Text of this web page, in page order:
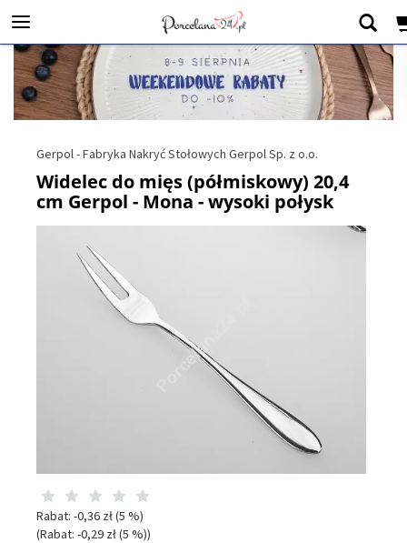
Gerpol - Fabryka Nakryć Stołowych Gerpol Sp. z o.o.
Widelec do mięs (półmiskowy) 20,4
cm Gerpol - Mona - wysoki połysk
Rabat: -0,36 zł(5 %)
(Rabat: -0,29 zł(5 %))